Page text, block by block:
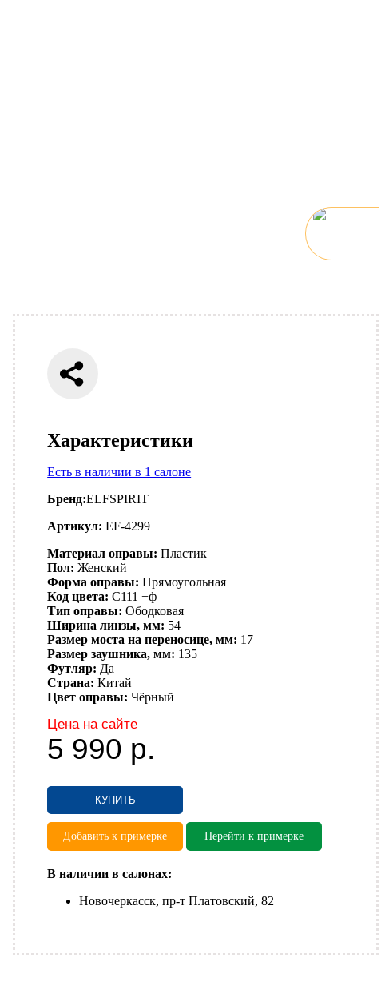
Характеристики
Есть в наличии в 1 салоне
Бренд:ELFSPIRIT
Артикул: EF-4299
Материал оправы: Пластик
Пол: Женский
Форма оправы: Прямоугольная
Код цвета: C111 +ф
Тип оправы: Ободковая
Ширина линзы, мм: 54
Размер моста на переносице, мм: 17
Размер заушника, мм: 135
Футляр: Да
Страна: Китай
Цвет оправы: Чёрный
Цена на сайте
5 990 р.
КУПИТЬ
Добавить к примерке Перейти к примерке
В наличии в салонах:
Новочеркасск, пр-т Платовский, 82